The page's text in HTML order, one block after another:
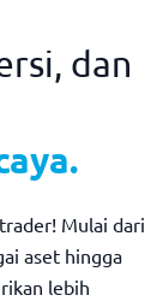
dan
Mulai dari
aset hingga
lebih